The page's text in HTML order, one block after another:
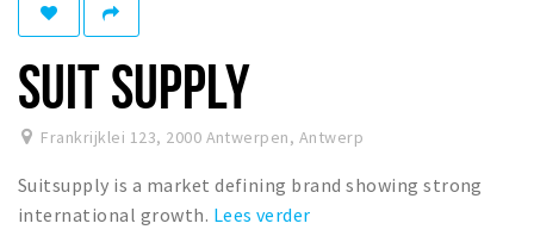
Winkelgebieden
Bezienswaardigheden
Musea, theaters & podia
Uitjes & activiteiten
Toeristische routes
SUIT SUPPLY
Frankrijklei 123, 2000 Antwerpen, Antwerp
Suitsupply is a market defining brand showing strong
international growth. Lees verder